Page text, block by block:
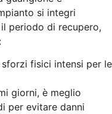
si integri
periodo di recupero,
fisici intensi per le
giorni, è meglio
per evitare danni